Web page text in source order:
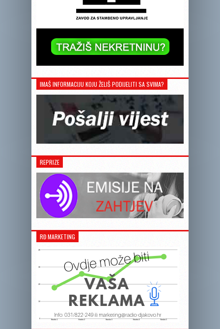
IMAŠ INFORMACIJU KOJU ŽELIŠ PODIJELITI SA SVIMA?
REPRIZE
RĐ MARKETING